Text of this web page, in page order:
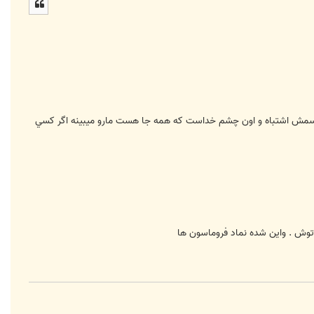
اشتباه و اون چشم خداست كه همه جا هست مارو ميبينه اگر كسي
. واين شده نماد فروماسون ها